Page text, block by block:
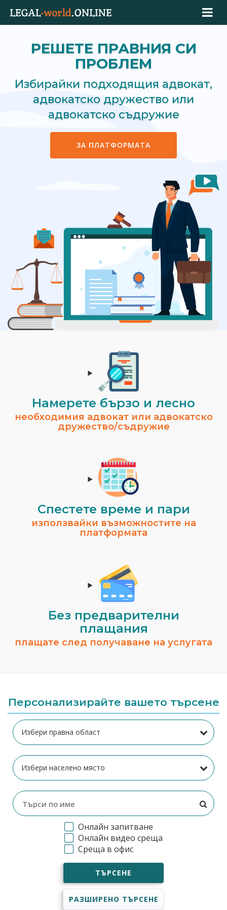
РЕШЕТЕ ПРАВНИЯ СИ
ПРОБЛЕМ
Избирайки подходящия адвокат,
адвокатско дружество или
адвокатско съдружие
ЗА ПЛАТФОРМАТА
Намерете бързо и лесно
необходимия адвокат или адвокатско
дружество/съдружие
Спестeте време и пари
използвайки възможностите на
платформата
Без предварителни
плащания
плащате след получаване на услугата
Персонализирайте вашето търсене
Онлайн запитване
Онлайн видео среща
Среща в офис
ТЪРСЕНЕ
РАЗШИРЕНО ТЪРСЕНЕ